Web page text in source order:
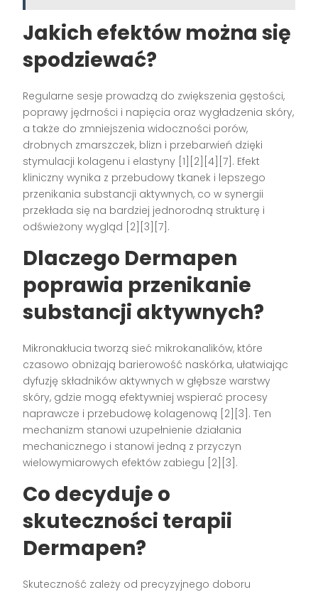
Jakich efektów można się
spodziewać?
Regularne sesje prowadzą do zwiększenia gęstości,
poprawy jędrności i napięcia oraz wygładzenia skóry,
a także do zmniejszenia widoczności porów,
drobnych zmarszczek, blizn i przebarwień dzięki
stymulacji kolagenu i elastyny [1][2][4][7]. Efekt
kliniczny wynika z przebudowy tkanek i lepszego
przenikania substancji aktywnych, co w synergii
przekłada się na bardziej jednorodną strukturę i
odświeżony wygląd [2][3][7].
Dlaczego Dermapen
poprawia przenikanie
substancji aktywnych?
Mikronakłucia tworzą sieć mikrokanalików, które
czasowo obniżają barierowość naskórka, ułatwiając
dyfuzję składników aktywnych w głębsze warstwy
skóry, gdzie mogą efektywniej wspierać procesy
naprawcze i przebudowę kolagenową [2][3]. Ten
mechanizm stanowi uzupełnienie działania
mechanicznego i stanowi jedną z przyczyn
wielowymiarowych efektów zabiegu [2][3].
Co decyduje o
skuteczności terapii
Dermapen?
Skuteczność zależy od precyzyjnego doboru